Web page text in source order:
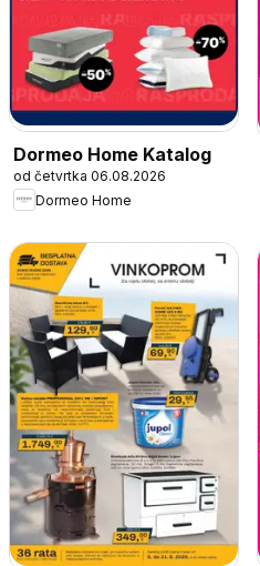
Dormeo Home Katalog
od četvrtka 06.08.2026
Dormeo Home